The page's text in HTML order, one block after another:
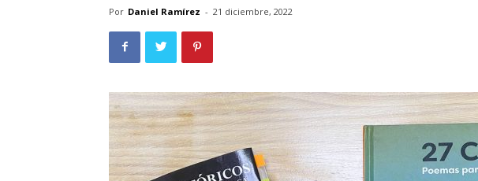
Por Daniel Ramírez - 21 diciembre, 2022